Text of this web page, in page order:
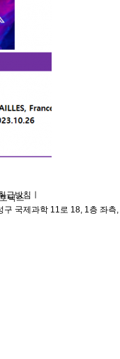
급방침
닉스
구 국제과학 11로 18, 1층 좌측,